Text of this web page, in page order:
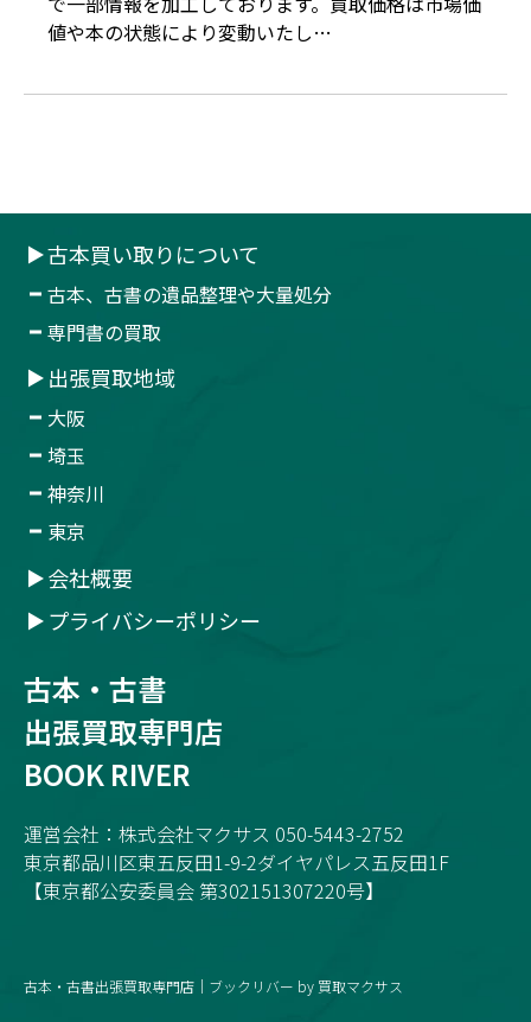
値や本の状態により変動いたし…
古本買い取りについて
古本、古書の遺品整理や大量処分
専門書の買取
出張買取地域
大阪
埼玉
神奈川
東京
会社概要
プライバシーポリシー
古本・古書
出張買取専門店
BOOK RIVER
運営会社：株式会社マクサス 050-5443-2752
東京都品川区東五反田1-9-2ダイヤパレス五反田1F
【東京都公安委員会 第302151307220号】
古本・古書出張買取専門店｜ブックリバー by 買取マクサス